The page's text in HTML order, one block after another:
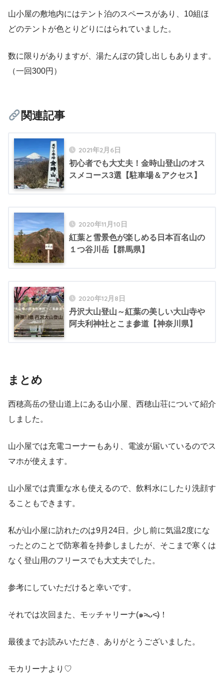
山小屋の敷地内にはテント泊のスペースがあり、10組ほ
どのテントが色とりどりにはられていました。
数に限りがありますが、湯たんぽの貸し出しもあります。
（一回300円）
関連記事
2021年2月6日
初心者でも大丈夫！金時山登山のオス
スメコース3選【駐車場＆アクセス】
2020年11月10日
紅葉と雪景色が楽しめる日本百名山の
１つ谷川岳【群馬県】
2020年12月8日
丹沢大山登山～紅葉の美しい大山寺や
阿夫利神社とこま参道【神奈川県】
まとめ
西穂高岳の登山道上にある山小屋、西穂山荘について紹介
しました。
山小屋では充電コーナーもあり、電波が届いているのでス
マホが使えます。
山小屋では貴重な水も使えるので、飲料水にしたり洗顔す
ることもできます。
私が山小屋に訪れたのは9月24日。少し前に気温2度にな
ったとのことで防寒着を持参しましたが、そこまで寒くは
なく登山用のフリースでも大丈夫でした。
参考にしていただけると幸いです。
それでは次回また、モッチャリーナ(๑˃̵ᴗ˂̵)！
最後までお読みいただき、ありがとうございました。
モカリーナより♡